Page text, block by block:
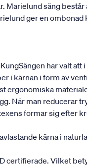
Marielund säng
ger en
har valt
i kärnan i form av
ergonomiska
När man
formar sig efter
kärna i
certifierade. Vilket